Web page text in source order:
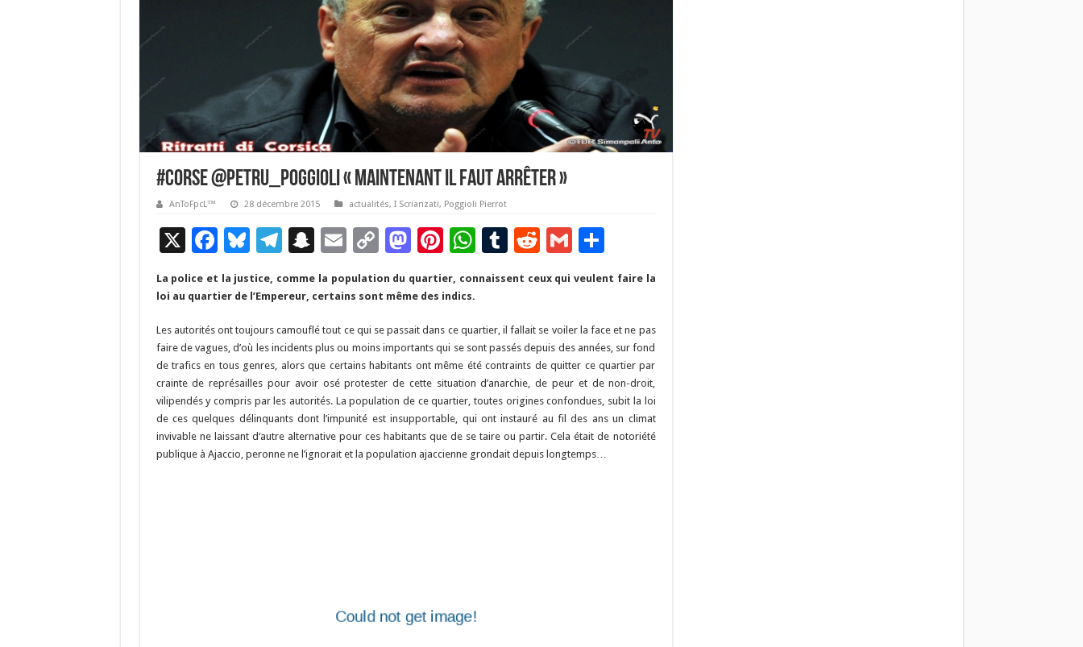
#Corse @Petru_Poggioli « Maintenant il faut arrêter »
AnToFpcL™ 28 décembre 2015 actualités, I Scrianzati, Poggioli Pierrot
X F
ac
e
o
o
k
Bl
u
es
ky
T
e
a
m
S
n
a
p
c
h
at
E
m
ai
C
p
Li
n
k
M
to
d
o
n
Pi
er
t
W
at
sA
p
p
T
m
bl
r
R
d
t
G
m
ai
P
ar
ta
er
La police et la justice, comme la population du quartier, connaissent ceux qui veulent faire la
loi au quartier de l’Empereur, certains sont même des indics.
Les autorités ont toujours camouflé tout ce qui se passait dans ce quartier, il fallait se voiler la face et ne pas
faire de vagues, d’où les incidents plus ou moins importants qui se sont passés depuis des années, sur fond
de trafics en tous genres, alors que certains habitants ont même été contraints de quitter ce quartier par
crainte de représailles pour avoir osé protester de cette situation d’anarchie, de peur et de non-droit,
vilipendés y compris par les autorités. La population de ce quartier, toutes origines confondues, subit la loi
de ces quelques délinquants dont l’impunité est insupportable, qui ont instauré au fil des ans un climat
invivable ne laissant d‘autre alternative pour ces habitants que de se taire ou partir. Cela était de notoriété
publique à Ajaccio, peronne ne l’ignorait et la population ajaccienne grondait depuis longtemps…